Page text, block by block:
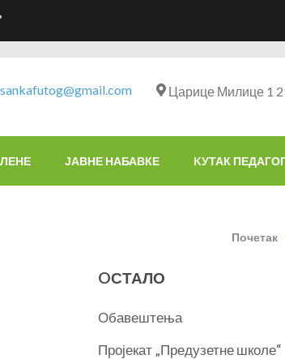
Царице Милице 1
ЈАВНЕ НАБАВКЕ KУТАК
Почетак
OСТАЛО
Обавештења
Пројекат „Предузетне школе“